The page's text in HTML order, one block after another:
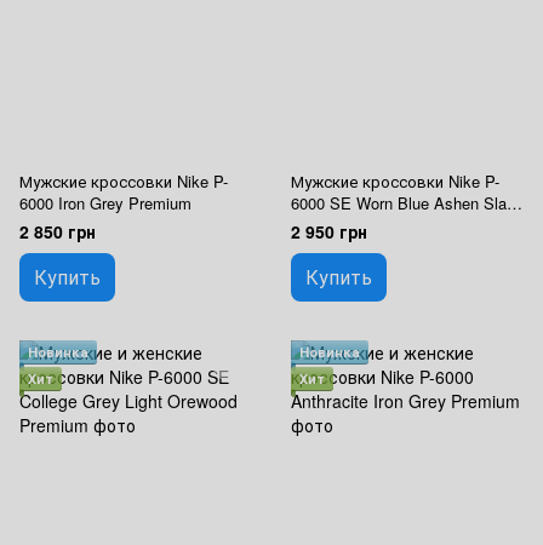
Мужские кроссовки Nike P-
6000 Iron Grey Premium
2 850 грн
Купить
Мужские кроссовки Nike P-
6000 SE Worn Blue Ashen Slate
Premium
2 950 грн
Купить
Новинка
Хит
Новинка
Хит